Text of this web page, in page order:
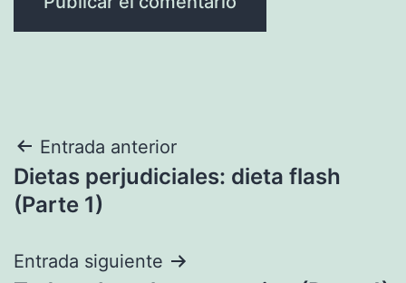
Navegación
de
Entrada anterior
Dietas perjudiciales: dieta flash
(Parte 1)
Entrada siguiente